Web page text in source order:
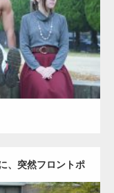
、突然フロントポ